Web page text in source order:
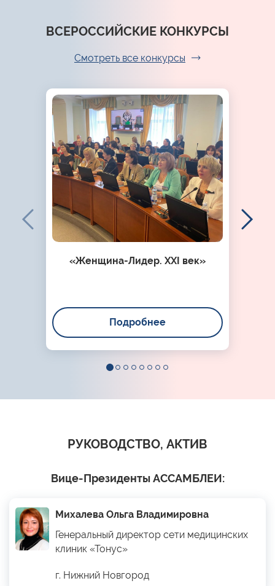
ВСЕРОССИЙСКИЕ КОНКУРСЫ
Смотреть все конкурсы
«Женщина-Лидер. XXI век»
Подробнее
РУКОВОДСТВО, АКТИВ
Вице-Президенты АССАМБЛЕИ:
Михалева Ольга Владимировна
Генеральный директор сети медицинских
клиник «Тонус»
г. Нижний Новгород